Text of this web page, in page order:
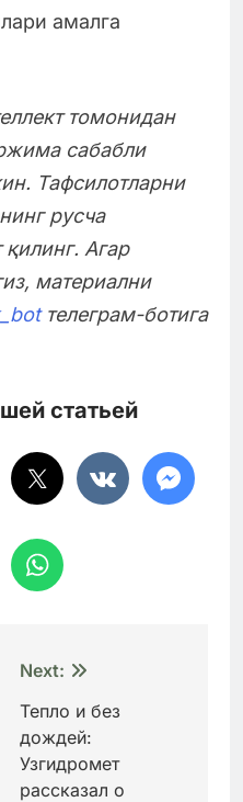
амалга
томонидан
сабабли
Тафсилотларни
русча
Агар
материални
телеграм-ботига
статьей
Next:
Тепло и без
дождей:
Узгидромет
рассказал о